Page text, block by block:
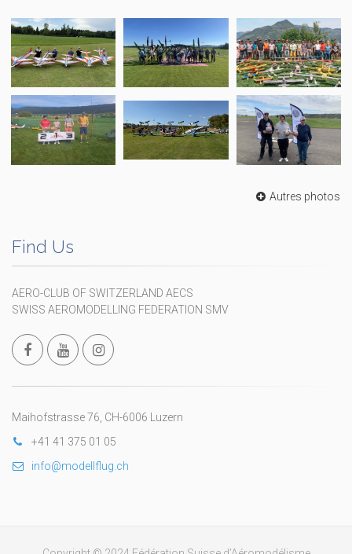
Autres photos
Find Us
AERO-CLUB OF SWITZERLAND AECS
SWISS AEROMODELLING FEDERATION SMV
Maihofstrasse 76, CH-6006 Luzern
+41 41 375 01 05
info@modellflug.ch